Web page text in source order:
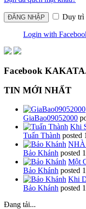
Duy trì
Login with
Facebook
TIN MỚI NHẤT
GiaBao09052000
Khi
Tuấn Thành posted
Bảo Khánh posted
Một
Bảo Khánh posted
Khi
Bảo Khánh posted
Đang tải...